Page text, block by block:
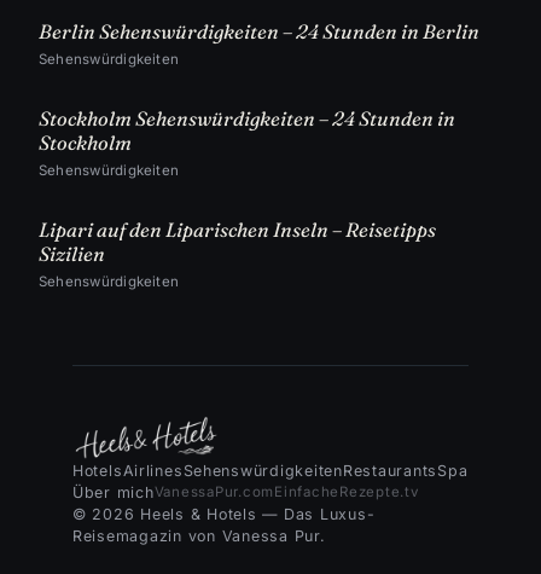
Berlin Sehenswürdigkeiten – 24 Stunden in Berlin
Sehenswürdigkeiten
Stockholm Sehenswürdigkeiten – 24 Stunden in
Stockholm
Sehenswürdigkeiten
Lipari auf den Liparischen Inseln – Reisetipps
Sizilien
Sehenswürdigkeiten
HotelsAirlines SehenswürdigkeitenRestaurants Spa
Über michVanessaPur.com EinfacheRezepte.tv
© 2026 Heels & Hotels — Das Luxus-
Reisemagazin von Vanessa Pur.